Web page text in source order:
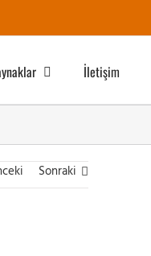
İletişim
Sonraki